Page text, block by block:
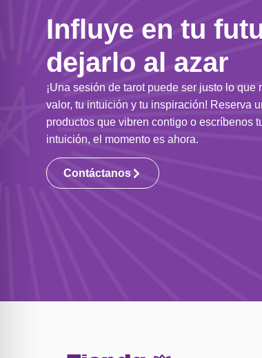
Influye en tu
dejarlo al azar
¡Una sesión de tarot puede ser justo lo
valor, tu intuición y tu inspiración! Reserva
productos que vibren contigo o escríbenos
intuición, el momento es ahora.
Contáctanos